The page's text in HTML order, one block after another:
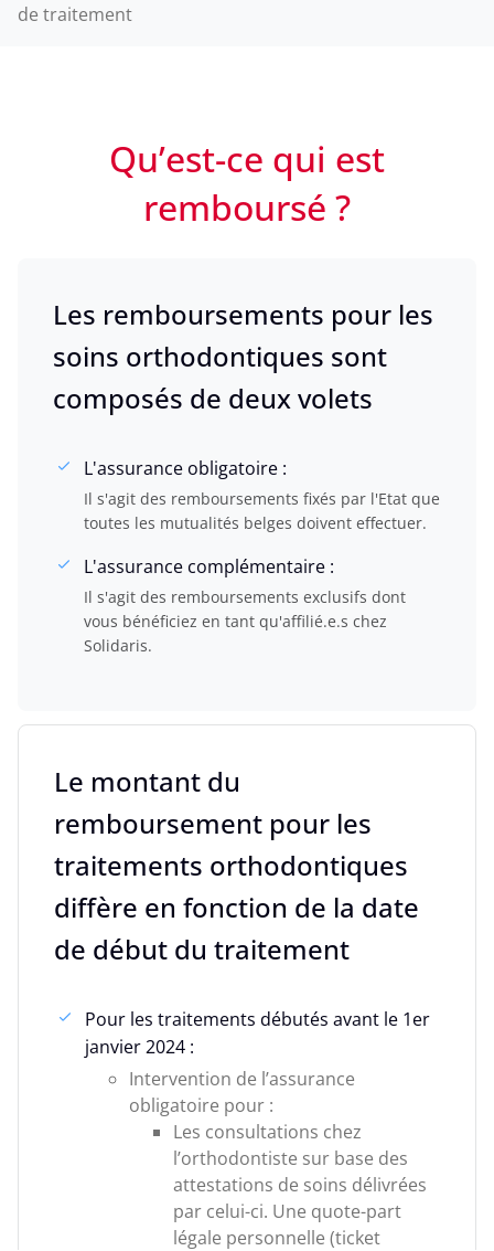
de traitement
Qu’est-ce qui est
remboursé ?
Les remboursements pour les
soins orthodontiques sont
composés de deux volets
L'assurance obligatoire :
Il s'agit des remboursements fixés par l'Etat que
toutes les mutualités belges doivent effectuer.
L'assurance complémentaire :
Il s'agit des remboursements exclusifs dont
vous bénéficiez en tant qu'affilié.e.s chez
Solidaris.
Le montant du
remboursement pour les
traitements orthodontiques
diffère en fonction de la date
de début du traitement
Pour les traitements débutés avant le 1er
janvier 2024 :
Intervention de l’assurance
obligatoire pour :
Les consultations chez
l’orthodontiste sur base des
attestations de soins délivrées
par celui-ci. Une quote-part
légale personnelle (ticket